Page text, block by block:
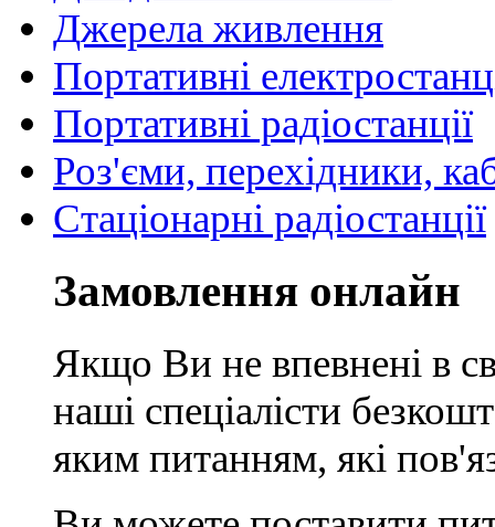
Джерела живлення
Портативні
Портативні радіостанції
Роз'єми, перехідники,
Стаціонарні радіостанції
Замовлення онлайн
Якщо Ви не впевнені в
наші спеціалісти
яким питанням, які